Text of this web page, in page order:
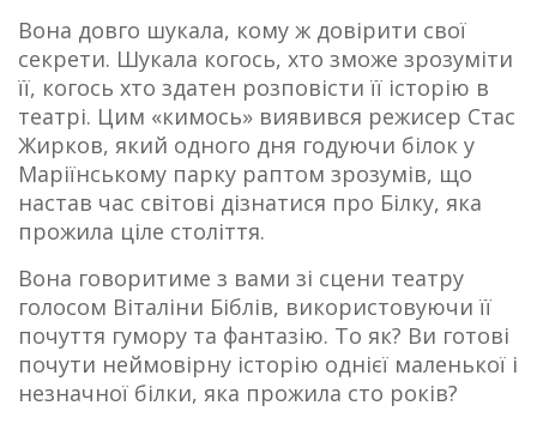
Вона довго шукала, кому ж довірити свої
секрети. Шукала когось, хто зможе зрозуміти
її, когось хто здатен розповісти її історію в
театрі. Цим «кимось» виявився режисер Стас
Жирков, який одного дня годуючи білок у
Маріїнському парку раптом зрозумів, що
настав час світові дізнатися про Білку, яка
прожила ціле століття.
Вона говоритиме з вами зі сцени театру
голосом Віталіни Біблів, використовуючи її
почуття гумору та фантазію. То як? Ви готові
почути неймовірну історію однієї маленької і
незначної білки, яка прожила сто років?